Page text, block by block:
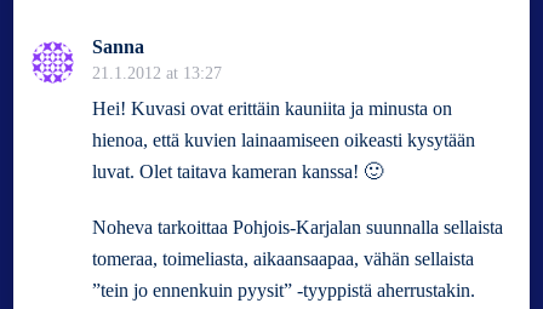
Sanna
21.1.2012 at 13:27
Hei! Kuvasi ovat erittäin kauniita ja minusta on
hienoa, että kuvien lainaamiseen oikeasti kysytään
luvat. Olet taitava kameran kanssa! 🙂
Noheva tarkoittaa Pohjois-Karjalan suunnalla sellaista
tomeraa, toimeliasta, aikaansaapaa, vähän sellaista
”tein jo ennenkuin pyysit” -tyyppistä aherrustakin.